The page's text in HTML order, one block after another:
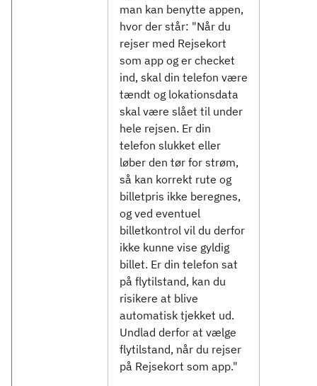
man kan benytte appen,
hvor der står: "Når du
rejser med Rejsekort
som app og er checket
ind, skal din telefon være
tændt og lokationsdata
skal være slået til under
hele rejsen. Er din
telefon slukket eller
løber den tør for strøm,
så kan korrekt rute og
billetpris ikke beregnes,
og ved eventuel
billetkontrol vil du derfor
ikke kunne vise gyldig
billet. Er din telefon sat
på flytilstand, kan du
risikere at blive
automatisk tjekket ud.
Undlad derfor at vælge
flytilstand, når du rejser
på Rejsekort som app."